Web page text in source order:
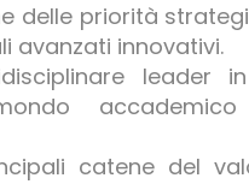
delle priorità
avanzati innovativi.
leader
catene del